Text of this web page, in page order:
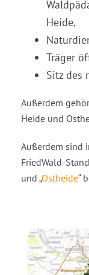
Heide,
Träger
Sitz des
Außerdem
Heide und
Außerdem sind
FriedWald-
und „Ostheide“